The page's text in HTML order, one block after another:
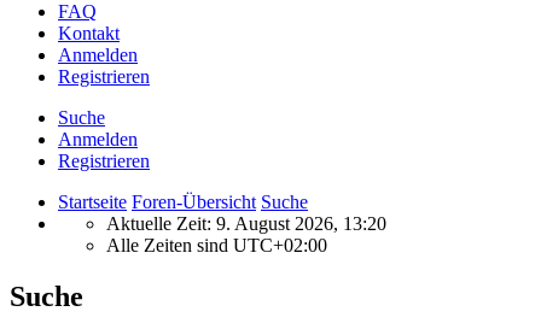
FAQ
Kontakt
Anmelden
Registrieren
Suche
Anmelden
Registrieren
Startseite Foren-Übersicht Suche
Aktuelle Zeit: 9. August 2026, 13:20
Alle Zeiten sind UTC+02:00
Suche